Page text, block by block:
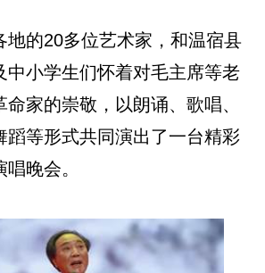
地的20多位艺术家，和温宿县
中小学生们怀着对毛主席等老
家的崇敬，以朗诵、歌唱、
蹈等形式共同演出了一台精彩
晚会。